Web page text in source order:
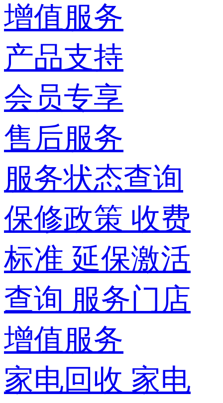
增值服务
产品支持
会员专享
售后服务
服务状态查询
保修政策 收费
标准 延保激活
查询 服务门店
增值服务
家电回收 家电